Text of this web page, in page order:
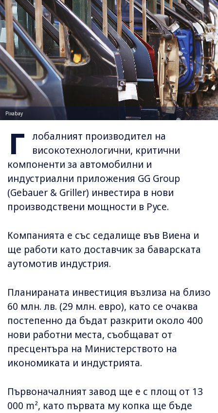
Pixabay
Г
лобалният производител на
високотехнологични, критични
компоненти за автомобилни и
индустриални приложения GG Group
(Gebauer & Griller) инвестира в нови
производствени мощности в Русе.
Компанията е със седалище във Виена и
ще работи като доставчик за баварската
аутомотив индустрия.
Планираната инвестиция възлиза на близо
60 млн. лв. (29 млн. евро), като се очаква
постепенно да бъдат разкрити около 400
нови работни места, съобщават от
пресцентъра на Министерството на
икономиката и индустрията.
Първоначалният завод ще е с площ от 13
000 m², като първата му копка ще бъде